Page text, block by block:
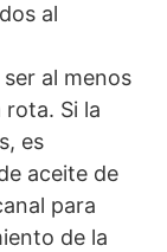
al
al menos
Si la
es
aceite de
para
de la